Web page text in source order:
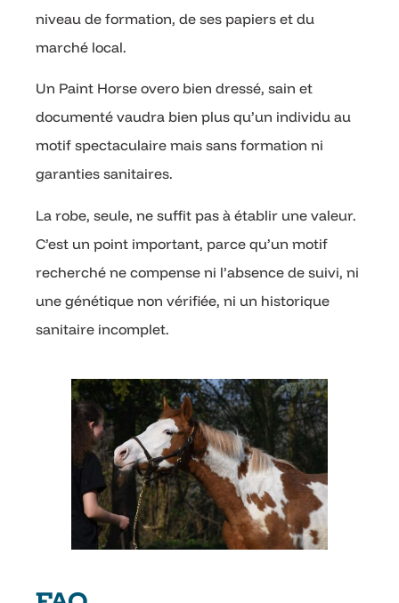
niveau de formation, de ses papiers et du
marché local.
Un Paint Horse overo bien dressé, sain et
documenté vaudra bien plus qu’un individu au
motif spectaculaire mais sans formation ni
garanties sanitaires.
La robe, seule, ne suffit pas à établir une valeur.
C’est un point important, parce qu’un motif
recherché ne compense ni l’absence de suivi, ni
une génétique non vérifiée, ni un historique
sanitaire incomplet.